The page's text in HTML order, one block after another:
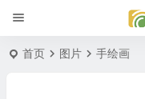
首页 图片 手绘画